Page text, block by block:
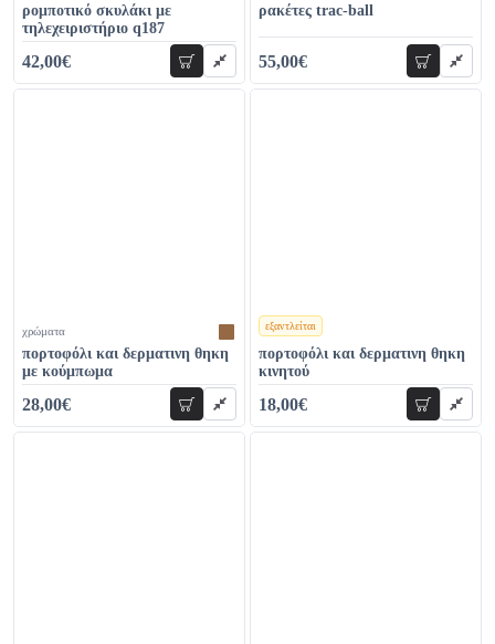
ρομποτικό σκυλάκι με
τηλεχειριστήριο q187
42,00€ προσθήκη
ρακέτες trac-ball
55,00€ προσθήκη
χρώματα
πορτοφόλι και δερματινη θηκη
με κούμπωμα
28,00€ προσθήκη
εξαντλείται
χρώματα
πορτοφόλι και δερματινη θηκη
κινητού
18,00€ προσθήκη